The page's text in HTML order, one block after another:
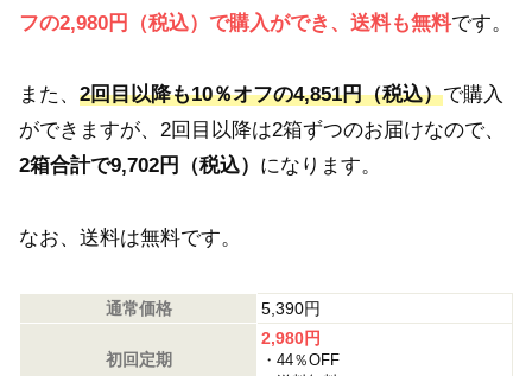
フの2,980円（税込）で購入ができ、送料も無料です。
また、 2回目以降も10％オフの4,851円（税込）で購入
ができますが、2回目以降は2箱ずつのお届けなので、
2箱合計で9,702円（税込） になります。
なお、送料は無料です。
通常価格 5,390円
初回定期
2,980円
・44％OFF